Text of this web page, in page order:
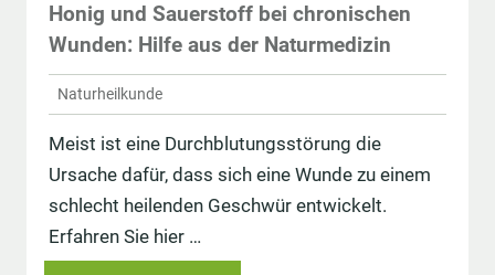
Honig und Sauerstoff bei chronischen
Wunden: Hilfe aus der Naturmedizin
Naturheilkunde
Meist ist eine Durchblutungsstörung die
Ursache dafür, dass sich eine Wunde zu einem
schlecht heilenden Geschwür entwickelt.
Erfahren Sie hier …